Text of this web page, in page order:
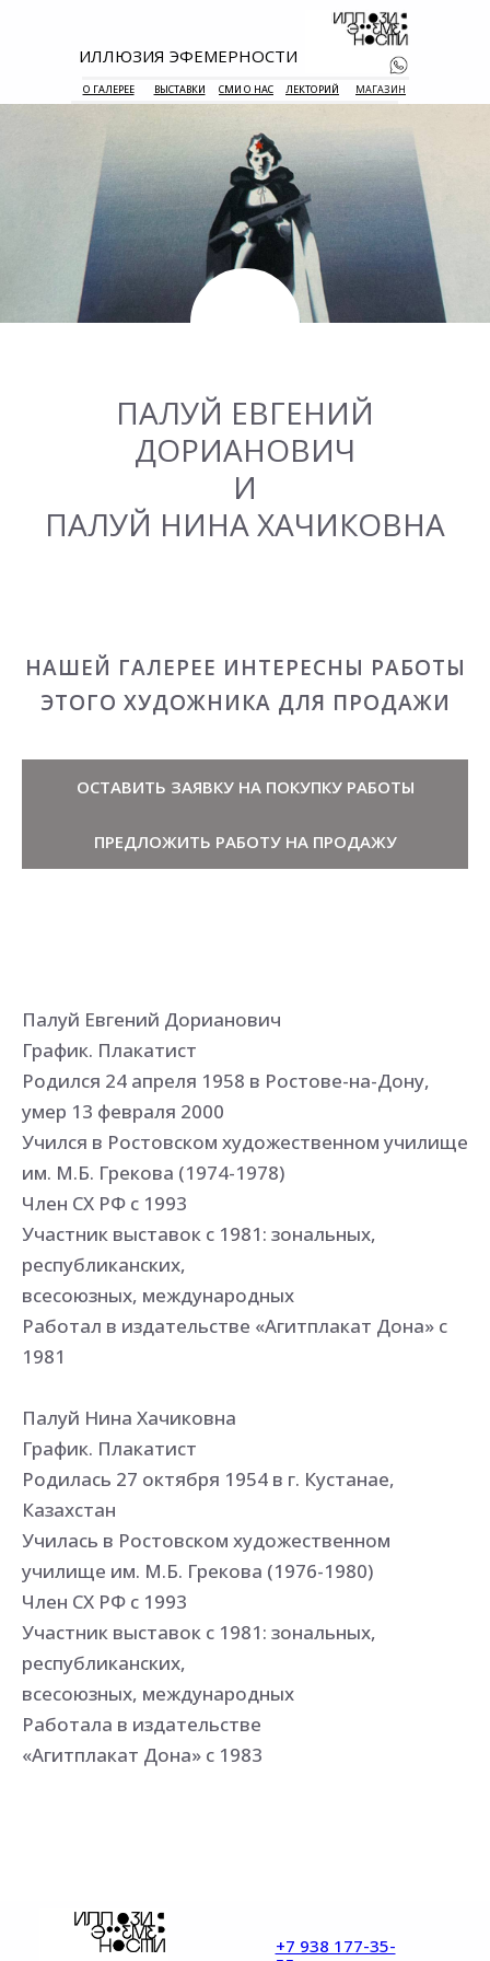
МАГАЗИН
ЛЕКТОРИЙ
СМИ О НАС
ВЫСТАВКИ
О ГАЛЕРЕЕ
ИЛЛЮЗИЯ ЭФЕМЕРНОСТИ
+7 938 177
ПАЛУЙ ЕВГЕНИЙ
ДОРИАНОВИЧ
И
ПАЛУЙ НИНА ХАЧИКОВНА
НАШЕЙ ГАЛЕРЕЕ ИНТЕРЕСНЫ РАБОТЫ
ЭТОГО ХУДОЖНИКА ДЛЯ ПРОДАЖИ
ОСТАВИТЬ ЗАЯВКУ НА ПОКУПКУ РАБОТЫ
ПРЕДЛОЖИТЬ РАБОТУ НА ПРОДАЖУ
Палуй Евгений Дорианович
График. Плакатист
Родился 24 апреля 1958 в Ростове-на-Дону,
умер 13 февраля 2000
Учился в Ростовском художественном училище
им. М.Б. Грекова (1974-1978)
Член СХ РФ с 1993
Участник выставок с 1981: зональных,
республиканских,
всесоюзных, международных
Работал в издательстве «Агитплакат Дона» с
1981
Палуй Нина Хачиковна
График. Плакатист
Родилась 27 октября 1954 в г. Кустанае,
Казахстан
Училась в Ростовском художественном
училище им. М.Б. Грекова (1976-1980)
Член СХ РФ с 1993
Участник выставок с 1981: зональных,
республиканских,
всесоюзных, международных
Работала в издательстве
«Агитплакат Дона» с 1983
+7 938 177-35-